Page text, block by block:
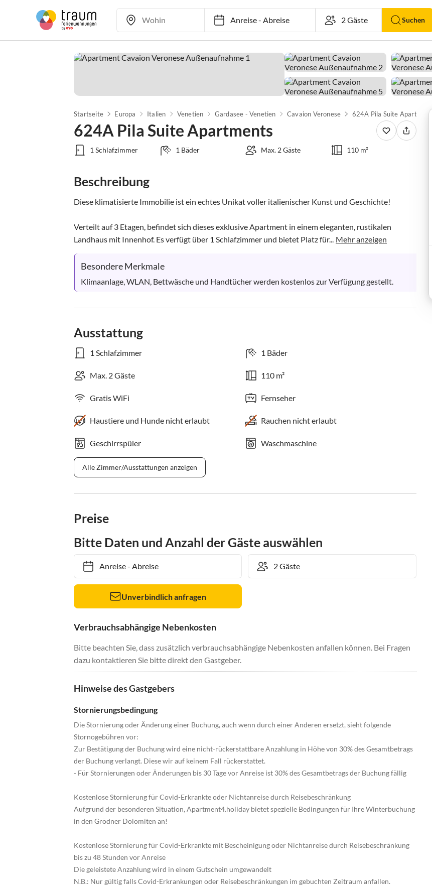
Anreise-Abreise Suchen
Startseite Europa Italien Venetien Gardasee - Venetien Cavaion Veronese 624A Pila Suite Apartments
624A Pila Suite Apartments
1 Schlafzimmer 1 Bäder Max. 2 Gäste 110 m²
Beschreibung
Diese klimatisierte Immobilie ist ein echtes Unikat voller italienischer Kunst und Geschichte!
Verteilt auf 3 Etagen, befindet sich dieses exklusive Apartment in einem eleganten, rustikalen
Landhaus mit Innenhof. Es verfügt über 1 Schlafzimmer und bietet Platz für... Mehr anzeigen
Besondere Merkmale
Klimaanlage, WLAN, Bettwäsche und Handtücher werden kostenlos zur Verfügung gestellt.
Ausstattung
1 Schlafzimmer 1 Bäder
Max. 2 Gäste 110 m²
Gratis WiFi Fernseher
Haustiere und Hunde nicht erlaubt Rauchen nicht erlaubt
Geschirrspüler Waschmaschine
Alle Zimmer/Ausstattungen anzeigen
Preise
Bitte Daten und Anzahl der Gäste auswählen
Anreise- Abreise
Unverbindlich anfragen
Verbrauchsabhängige Nebenkosten
Bitte beachten Sie, dass zusätzlich verbrauchsabhängige Nebenkosten anfallen können. Bei Fragen
dazu kontaktieren Sie bitte direkt den Gastgeber.
Hinweise des Gastgebers
Stornierungsbedingung
Die Stornierung oder Änderung einer Buchung, auch wenn durch einer Anderen ersetzt, sieht folgende
Stornogebühren vor:
Zur Bestätigung der Buchung wird eine nicht-rückerstattbare Anzahlung in Höhe von 30% des Gesamtbetrags
der Buchung verlangt. Diese wir auf keinem Fall rückerstattet.
- Für Stornierungen oder Änderungen bis 30 Tage vor Anreise ist 30% des Gesamtbetrags der Buchung fällig
Kostenlose Stornierung für Covid-Erkrankte oder Nichtanreise durch Reisebeschränkung
Aufgrund der besonderen Situation, Apartment4.holiday bietet spezielle Bedingungen für Ihre Winterbuchung
in den Grödner Dolomiten an!
Kostenlose Stornierung für Covid-Erkrankte mit Bescheinigung oder Nichtanreise durch Reisebeschränkung
bis zu 48 Stunden vor Anreise
Die geleistete Anzahlung wird in einem Gutschein umgewandelt
N.B.: Nur gültig falls Covid-Erkrankungen oder Reisebeschränkungen im gebuchten Zeitraum anfallen.